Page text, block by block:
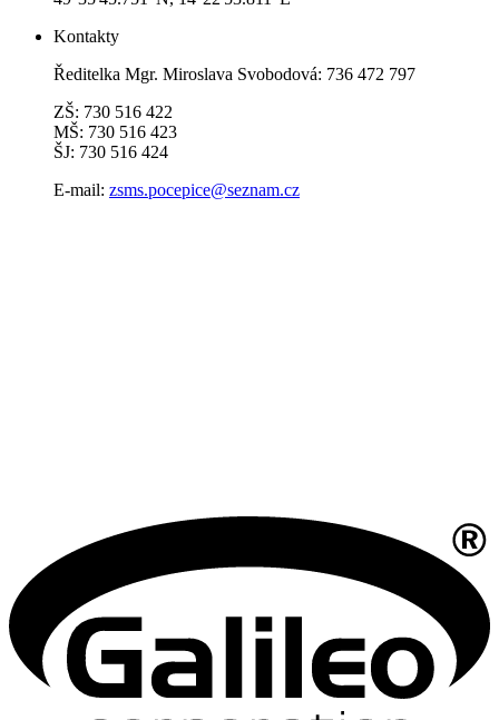
Kontakty
Ředitelka Mgr. Miroslava Svobodová: 736 472 797
ZŠ: 730 516 422
MŠ: 730 516 423
ŠJ: 730 516 424
E-mail: zsms.pocepice@seznam.cz